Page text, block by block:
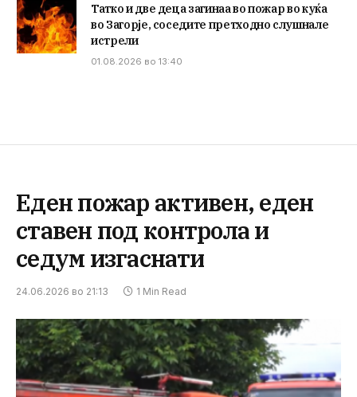
Татко и две деца загинаа во пожар во куќа
во Загорје, соседите претходно слушнале
истрели
01.08.2026 во 13:40
Еден пожар активен, еден
ставен под контрола и
седум изгаснати
24.06.2026 во 21:13 1 Min Read